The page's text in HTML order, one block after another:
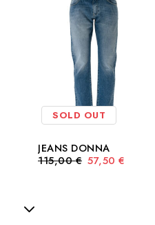
SOLD OUT
JEANS DONNA
115,00€ 57,50 €